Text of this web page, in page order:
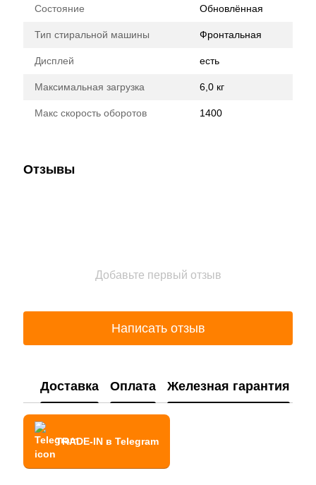
Состояние Обновлённая
Тип стиральной машины Фронтальная
Дисплей есть
Максимальная загрузка 6,0 кг
Макс скорость оборотов 1400
Отзывы
Добавьте первый отзыв
Написать отзыв
Доставка Оплата Железная гарантия
TRADE-IN в Telegram